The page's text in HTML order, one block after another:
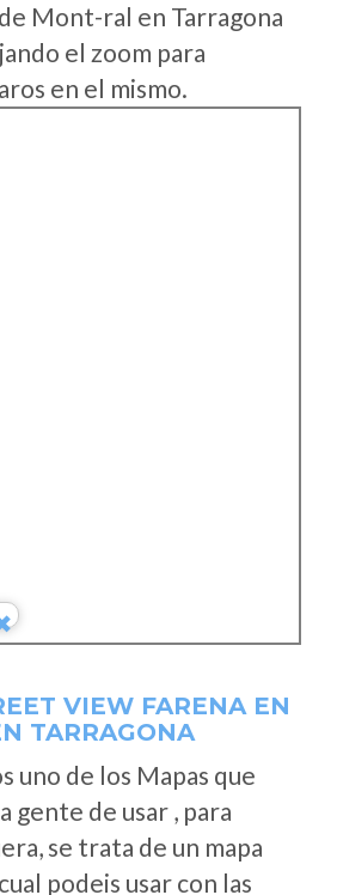
Mont-ral en Tarragona
el zoom para
en el mismo.
VIEW FARENA EN
TARRAGONA
uno de los Mapas que
gente de usar , para
se trata de un mapa
podeis usar con las